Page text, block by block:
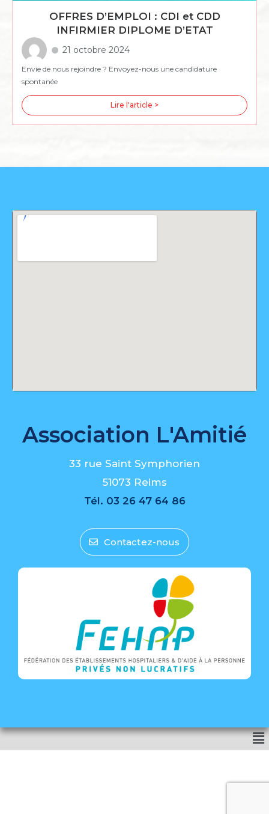
OFFRES D’EMPLOI : CDI et CDD
INFIRMIER DIPLOME D’ETAT
21 octobre 2024
Envie de nous rejoindre ? Envoyez-nous une candidature
spontanée
Lire l'article >
Association L'Amitié
33 rue Saint Symphorien
51073 Reims
Tél. 03 26 47 64 86
Contactez-nous